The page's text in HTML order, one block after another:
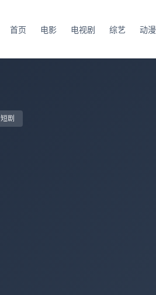
首页 电影 电视剧 综艺 动漫
短剧